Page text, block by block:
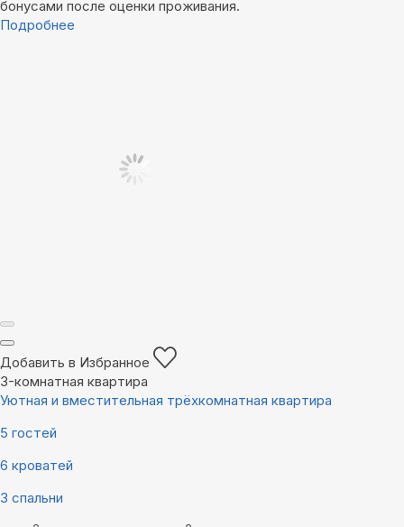
бонусами после оценки проживания.
Подробнее
Добавить в Избранное
3-комнатная квартира
Уютная и вместительная трёхкомнатная квартира
5 гостей
6 кроватей
3 спальни